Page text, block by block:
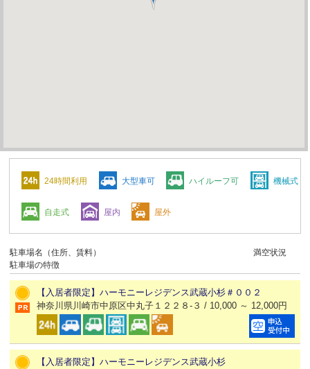
24時間利用 大型車可 ハイルーフ可 機械式
自走式 屋内 屋外
駐車場名（住所、賃料）
駐車場の特徴
満空状況
【入居者限定】ハーモニーレジデンス武蔵小杉＃００２
神奈川県川崎市中原区中丸子１２２８-３ / 10,000 ～ 12,000円
【入居者限定】ハーモニーレジデンス武蔵小杉